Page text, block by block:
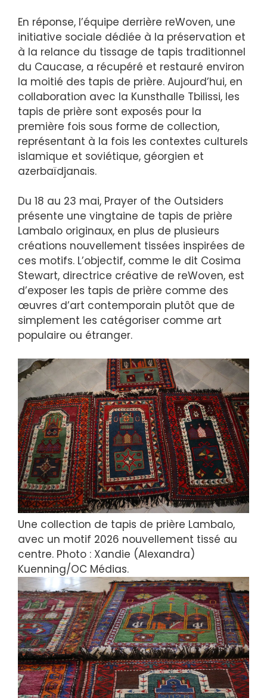
En réponse, l’équipe derrière reWoven, une
initiative sociale dédiée à la préservation et
à la relance du tissage de tapis traditionnel
du Caucase, a récupéré et restauré environ
la moitié des tapis de prière. Aujourd’hui, en
collaboration avec la Kunsthalle Tbilissi, les
tapis de prière sont exposés pour la
première fois sous forme de collection,
représentant à la fois les contextes culturels
islamique et soviétique, géorgien et
azerbaïdjanais.
Du 18 au 23 mai, Prayer of the Outsiders
présente une vingtaine de tapis de prière
Lambalo originaux, en plus de plusieurs
créations nouvellement tissées inspirées de
ces motifs. L’objectif, comme le dit Cosima
Stewart, directrice créative de reWoven, est
d’exposer les tapis de prière comme des
œuvres d’art contemporain plutôt que de
simplement les catégoriser comme art
populaire ou étranger.
Une collection de tapis de prière Lambalo,
avec un motif 2026 nouvellement tissé au
centre. Photo : Xandie (Alexandra)
Kuenning/OC Médias.